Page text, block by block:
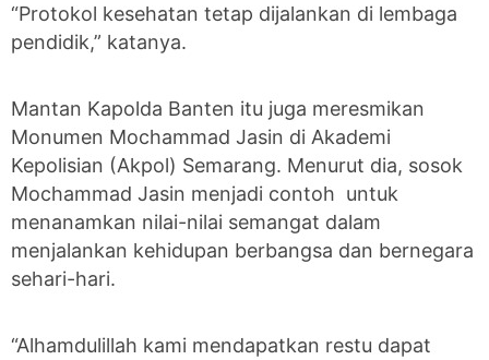
“Protokol kesehatan tetap dijalankan di lembaga
pendidik,” katanya.
Mantan Kapolda Banten itu juga meresmikan
Monumen Mochammad Jasin di Akademi
Kepolisian (Akpol) Semarang. Menurut dia, sosok
Mochammad Jasin menjadi contoh untuk
menanamkan nilai-nilai semangat dalam
menjalankan kehidupan berbangsa dan bernegara
sehari-hari.
“Alhamdulillah kami mendapatkan restu dapat